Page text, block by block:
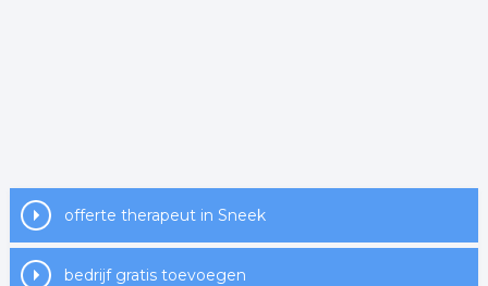
offerte therapeut in Sneek
bedrijf gratis toevoegen